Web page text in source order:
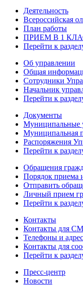
Деятельность
Всероссийская
План работы
ПРИЕМ В 1
Перейти к
Об управлении
Общая
Сотрудники
Начальник
Перейти к
Документы
Муниципальные
Муниципальная
Распоряжения
Перейти к
Обращения
Порядок приема
Отправить
Личный прием
Перейти к
Контакты
Контакты для
Телефоны и
Контакты для
Перейти к
Пресс-центр
Новости